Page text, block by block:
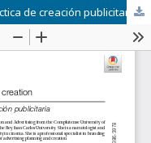
de creación publicitaria